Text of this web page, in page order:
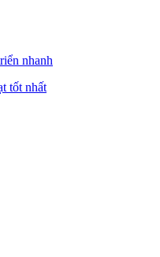
nhanh
tốt nhất